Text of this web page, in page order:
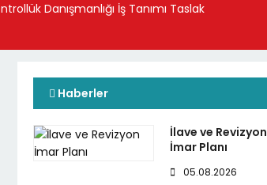
Danışmanlığı İş Tanımı Taslak
Haberler
İlave ve Revizyon
İmar Planı
05.08.2026